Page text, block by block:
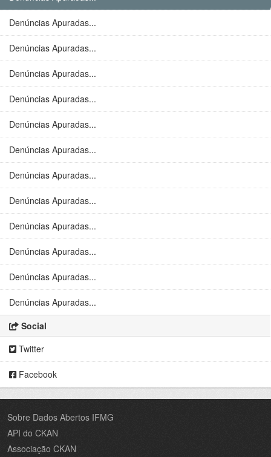
Denúncias Apuradas...
Denúncias Apuradas...
Denúncias Apuradas...
Denúncias Apuradas...
Denúncias Apuradas...
Denúncias Apuradas...
Denúncias Apuradas...
Denúncias Apuradas...
Denúncias Apuradas...
Denúncias Apuradas...
Denúncias Apuradas...
Denúncias Apuradas...
Social
Twitter
Facebook
Sobre Dados Abertos IFMG
API do CKAN
Associação CKAN